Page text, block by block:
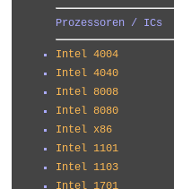
Prozessoren / ICs
Intel 4004
Intel 4040
Intel 8008
Intel 8080
Intel x86
Intel 1101
Intel 1103